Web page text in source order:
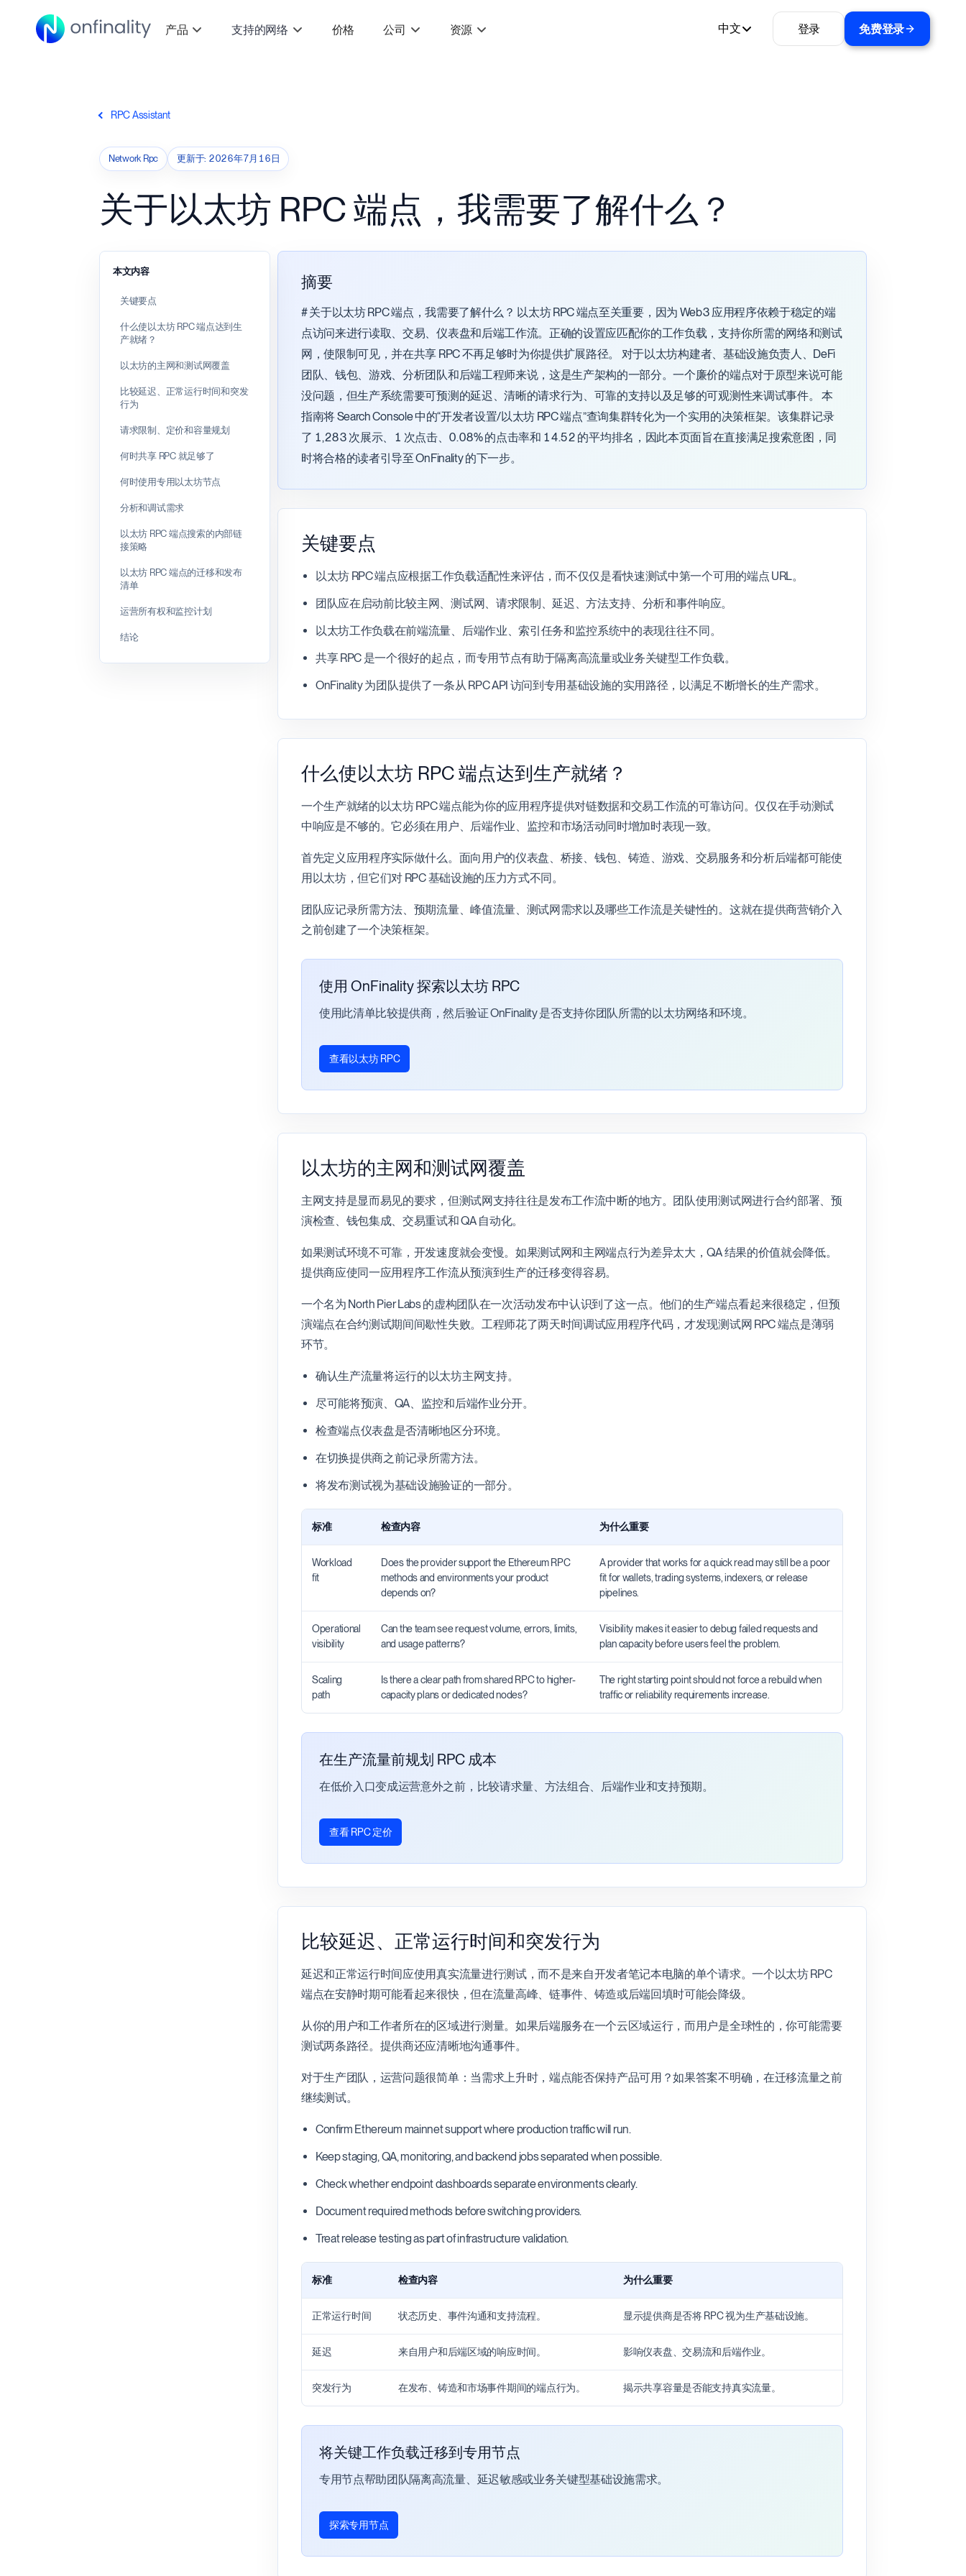
产品 支持的网络 价格 公司 资源 中文 登录 免费登录
RPC Assistant
Network Rpc 更新于: 2026年7月16日
关于以太坊 RPC 端点，我需要了解什么？
本文内容
关键要点
什么使以太坊 RPC 端点达到生
产就绪？
以太坊的主网和测试网覆盖
比较延迟、正常运行时间和突发
行为
请求限制、定价和容量规划
何时共享 RPC 就足够了
何时使用专用以太坊节点
分析和调试需求
以太坊 RPC 端点搜索的内部链
接策略
以太坊 RPC 端点的迁移和发布
清单
运营所有权和监控计划
结论
摘要
# 关于以太坊 RPC 端点，我需要了解什么？ 以太坊 RPC 端点至关重要，因为 Web3 应用程序依赖于稳定的端
点访问来进行读取、交易、仪表盘和后端工作流。正确的设置应匹配你的工作负载，支持你所需的网络和测试
网，使限制可见，并在共享 RPC 不再足够时为你提供扩展路径。 对于以太坊构建者、基础设施负责人、DeFi
团队、钱包、游戏、分析团队和后端工程师来说，这是生产架构的一部分。一个廉价的端点对于原型来说可能
没问题，但生产系统需要可预测的延迟、清晰的请求行为、可靠的支持以及足够的可观测性来调试事件。 本
指南将 Search Console 中的“开发者设置/以太坊 RPC 端点”查询集群转化为一个实用的决策框架。该集群记录
了 1,283 次展示、1 次点击、0.08% 的点击率和 14.52 的平均排名，因此本页面旨在直接满足搜索意图，同
时将合格的读者引导至 OnFinality 的下一步。
关键要点
以太坊 RPC 端点应根据工作负载适配性来评估，而不仅仅是看快速测试中第一个可用的端点 URL。
团队应在启动前比较主网、测试网、请求限制、延迟、方法支持、分析和事件响应。
以太坊工作负载在前端流量、后端作业、索引任务和监控系统中的表现往往不同。
共享 RPC 是一个很好的起点，而专用节点有助于隔离高流量或业务关键型工作负载。
OnFinality 为团队提供了一条从 RPC API 访问到专用基础设施的实用路径，以满足不断增长的生产需求。
什么使以太坊 RPC 端点达到生产就绪？
一个生产就绪的以太坊 RPC 端点能为你的应用程序提供对链数据和交易工作流的可靠访问。仅仅在手动测试
中响应是不够的。它必须在用户、后端作业、监控和市场活动同时增加时表现一致。
首先定义应用程序实际做什么。面向用户的仪表盘、桥接、钱包、铸造、游戏、交易服务和分析后端都可能使
用以太坊，但它们对 RPC 基础设施的压力方式不同。
团队应记录所需方法、预期流量、峰值流量、测试网需求以及哪些工作流是关键性的。这就在提供商营销介入
之前创建了一个决策框架。
使用 OnFinality 探索以太坊 RPC
使用此清单比较提供商，然后验证 OnFinality 是否支持你团队所需的以太坊网络和环境。
查看以太坊 RPC
以太坊的主网和测试网覆盖
主网支持是显而易见的要求，但测试网支持往往是发布工作流中断的地方。团队使用测试网进行合约部署、预
演检查、钱包集成、交易重试和 QA 自动化。
如果测试环境不可靠，开发速度就会变慢。如果测试网和主网端点行为差异太大，QA 结果的价值就会降低。
提供商应使同一应用程序工作流从预演到生产的迁移变得容易。
一个名为 North Pier Labs 的虚构团队在一次活动发布中认识到了这一点。他们的生产端点看起来很稳定，但预
演端点在合约测试期间间歇性失败。工程师花了两天时间调试应用程序代码，才发现测试网 RPC 端点是薄弱
环节。
确认生产流量将运行的以太坊主网支持。
尽可能将预演、QA、监控和后端作业分开。
检查端点仪表盘是否清晰地区分环境。
在切换提供商之前记录所需方法。
将发布测试视为基础设施验证的一部分。
标准 检查内容 为什么重要
Workload
fit
Does the provider support the Ethereum RPC
methods and environments your product
depends on?
A provider that works for a quick read may still be a poor
fit for wallets, trading systems, indexers, or release
pipelines.
Operational
visibility
Can the team see request volume, errors, limits,
and usage patterns?
Visibility makes it easier to debug failed requests and
plan capacity before users feel the problem.
Scaling
path
Is there a clear path from shared RPC to higher-
capacity plans or dedicated nodes?
The right starting point should not force a rebuild when
traffic or reliability requirements increase.
在生产流量前规划 RPC 成本
在低价入口变成运营意外之前，比较请求量、方法组合、后端作业和支持预期。
查看 RPC 定价
比较延迟、正常运行时间和突发行为
延迟和正常运行时间应使用真实流量进行测试，而不是来自开发者笔记本电脑的单个请求。一个以太坊 RPC
端点在安静时期可能看起来很快，但在流量高峰、链事件、铸造或后端回填时可能会降级。
从你的用户和工作者所在的区域进行测量。如果后端服务在一个云区域运行，而用户是全球性的，你可能需要
测试两条路径。提供商还应清晰地沟通事件。
对于生产团队，运营问题很简单：当需求上升时，端点能否保持产品可用？如果答案不明确，在迁移流量之前
继续测试。
Confirm Ethereum mainnet support where production traffic will run.
Keep staging, QA, monitoring, and backend jobs separated when possible.
Check whether endpoint dashboards separate environments clearly.
Document required methods before switching providers.
Treat release testing as part of infrastructure validation.
标准 检查内容 为什么重要
正常运行时间 状态历史、事件沟通和支持流程。 显示提供商是否将 RPC 视为生产基础设施。
延迟 来自用户和后端区域的响应时间。 影响仪表盘、交易流和后端作业。
突发行为 在发布、铸造和市场事件期间的端点行为。 揭示共享容量是否能支持真实流量。
将关键工作负载迁移到专用节点
专用节点帮助团队隔离高流量、延迟敏感或业务关键型基础设施需求。
探索专用节点